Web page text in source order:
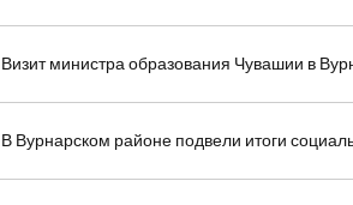
Визит министра образования Чувашии в
В Вурнарском районе подвели итоги